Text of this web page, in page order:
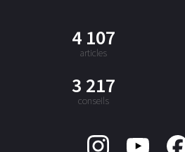
4 107
articles
3 217
conseils